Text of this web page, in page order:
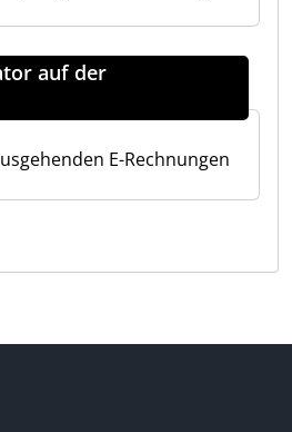
auf der
E-Rechnungen